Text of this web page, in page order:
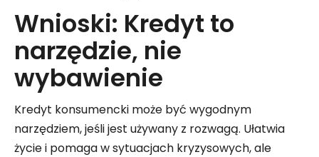
Wnioski: Kredyt to
narzędzie, nie
wybawienie
Kredyt konsumencki może być wygodnym
narzędziem, jeśli jest używany z rozwagą. Ułatwia
życie i pomaga w sytuacjach kryzysowych, ale